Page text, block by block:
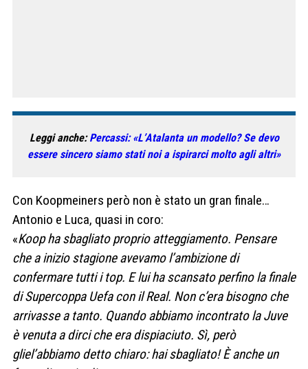
Leggi anche:Percassi: «L’Atalanta un modello? Se devo
essere sincero siamo stati noi a ispirarci molto agli altri»
Con Koopmeiners però non è stato un gran finale…
Antonio e Luca, quasi in coro:
«Koop ha sbagliato proprio atteggiamento. Pensare
che a inizio stagione avevamo l’ambizione di
confermare tutti i top. E lui ha scansato perfino la finale
di Supercoppa Uefa con il Real. Non c’era bisogno che
arrivasse a tanto. Quando abbiamo incontrato la Juve
è venuta a dirci che era dispiaciuto. Sì, però
gliel’abbiamo detto chiaro: hai sbagliato! È anche un